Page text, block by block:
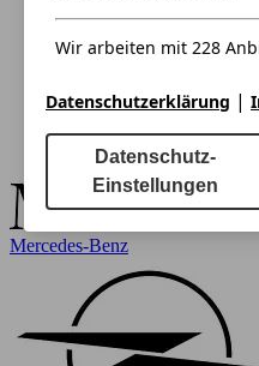
Mercedes-Benz
Wir arbeiten mit 228
Datenschutzerklärung |
Datenschutz-
Einstellungen